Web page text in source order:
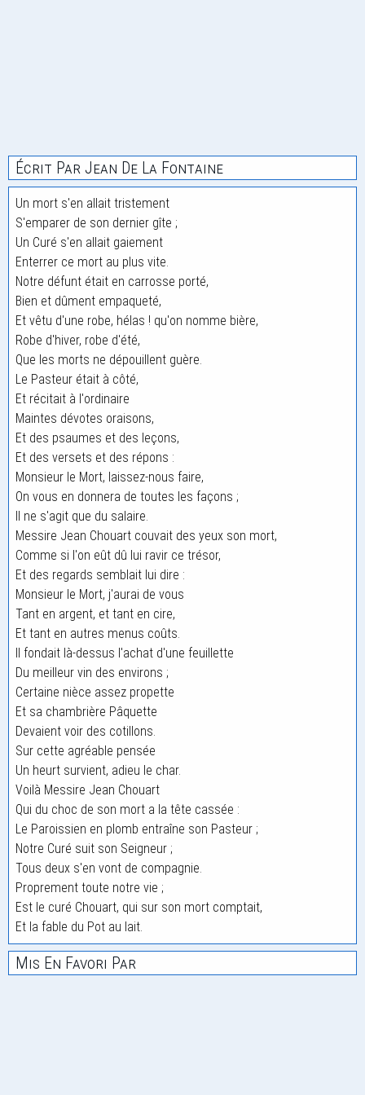
Écrit Par Jean De La Fontaine
Un mort s'en allait tristement
S'emparer de son dernier gîte ;
Un Curé s'en allait gaiement
Enterrer ce mort au plus vite.
Notre défunt était en carrosse porté,
Bien et dûment empaqueté,
Et vêtu d'une robe, hélas ! qu'on nomme bière,
Robe d'hiver, robe d'été,
Que les morts ne dépouillent guère.
Le Pasteur était à côté,
Et récitait à l'ordinaire
Maintes dévotes oraisons,
Et des psaumes et des leçons,
Et des versets et des répons :
Monsieur le Mort, laissez-nous faire,
On vous en donnera de toutes les façons ;
Il ne s'agit que du salaire.
Messire Jean Chouart couvait des yeux son mort,
Comme si l'on eût dû lui ravir ce trésor,
Et des regards semblait lui dire :
Monsieur le Mort, j'aurai de vous
Tant en argent, et tant en cire,
Et tant en autres menus coûts.
Il fondait là-dessus l'achat d'une feuillette
Du meilleur vin des environs ;
Certaine nièce assez propette
Et sa chambrière Pâquette
Devaient voir des cotillons.
Sur cette agréable pensée
Un heurt survient, adieu le char.
Voilà Messire Jean Chouart
Qui du choc de son mort a la tête cassée :
Le Paroissien en plomb entraîne son Pasteur ;
Notre Curé suit son Seigneur ;
Tous deux s'en vont de compagnie.
Proprement toute notre vie ;
Est le curé Chouart, qui sur son mort comptait,
Et la fable du Pot au lait.
Mis En Favori Par